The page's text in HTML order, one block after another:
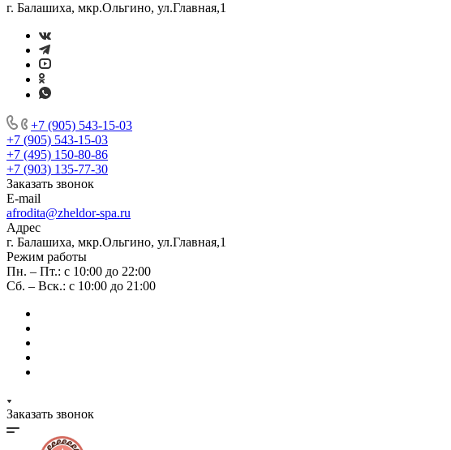
г. Балашиха, мкр.Ольгино, ул.Главная,1
+7 (905) 543-15-03
+7 (905) 543-15-03
+7 (495) 150-80-86
+7 (903) 135-77-30
Заказать звонок
E-mail
afrodita@zheldor-spa.ru
Адрес
г. Балашиха, мкр.Ольгино, ул.Главная,1
Режим работы
Пн. – Пт.: с 10:00 до 22:00
Сб. – Вск.: с 10:00 до 21:00
Заказать звонок